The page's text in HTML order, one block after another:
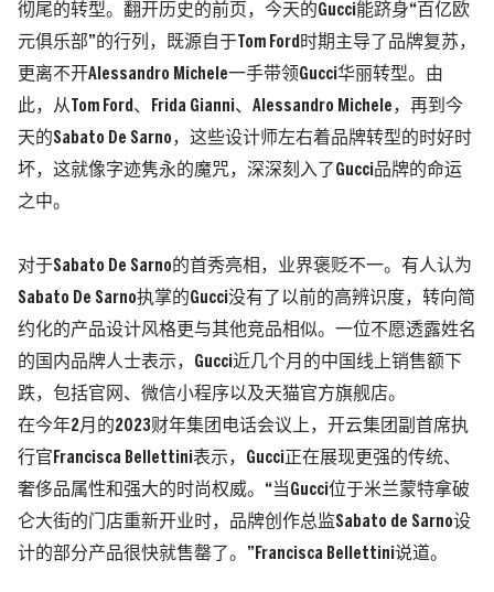
彻尾的转型。翻开历史的前页，今天的Gucci能跻身“百亿欧
元俱乐部”的行列，既源自于Tom Ford时期主导了品牌复苏，
更离不开Alessandro Michele一手带领Gucci华丽转型。 由
此，
从Tom Ford、Frida Gianni、Alessandro Michele，再到今
天的Sabato De Sarno，这些设计师左右着品牌转型的时好时
坏，这就像字迹隽永的魔咒，深深刻入了Gucci品牌的命运
之中。
对于Sabato De Sarno的首秀亮相，业界褒贬不一。有人认为
Sabato De Sarno执掌的Gucci没有了以前的高辨识度，转向简
约化的产品设计风格更与其他竞品相似。 一位不愿透露姓名
的国内品牌人士表示，Gucci近几个月的中国线上销售额下
跌，包括官网、微信小程序以及天猫官方旗舰店。
在今年2月的2023财年集团电话会议上，开云集团副首席执
行官Francisca Bellettini表示，Gucci正在展现更强的传统、
奢侈品属性和强大的时尚权威。“当Gucci位于米兰蒙特拿破
仑大街的门店重新开业时，品牌创作总监Sabato de Sarno设
计的部分产品很快就售罄了。”Francisca Bellettini说道。